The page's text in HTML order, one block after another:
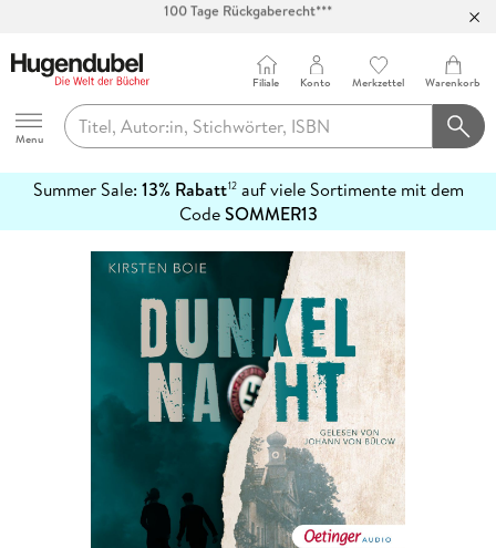
Abholung in über 100 Filialen
Hugendubel
Menu
Filiale Konto Merkzettel Warenkorb
Summer Sale: 13% Rabatt12auf viele Sortimente mit dem
CodeSOMMER13
erfahren